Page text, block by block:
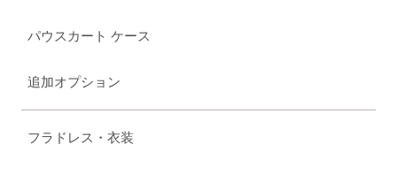
パウスカート ケース
追加オプション
フラドレス・衣装